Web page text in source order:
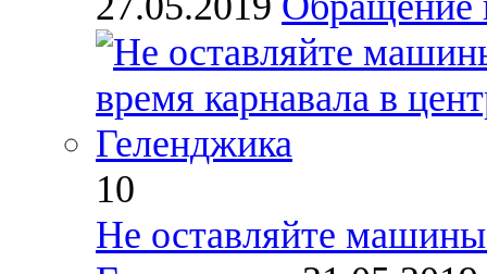
10
Не оставляйте машины